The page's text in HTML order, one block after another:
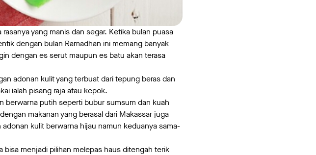
yang manis dan segar. Ketika bulan puasa
dengan bulan Ramadhan ini memang banyak
dengan es serut maupun es batu akan terasa
adonan kulit yang terbuat dari tepung beras dan
ialah pisang raja atau kepok.
berwarna putih seperti bubur sumsum dan kuah
makanan yang berasal dari Makassar juga
kulit berwarna hijau namun keduanya sama-
bisa menjadi pilihan melepas haus ditengah terik